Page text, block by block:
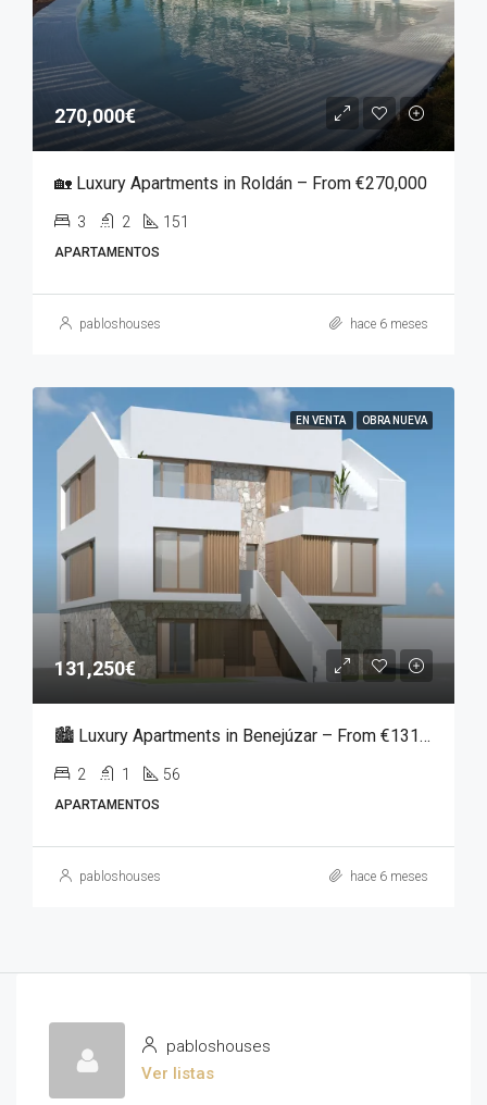
270,000€
🏡 Luxury Apartments in Roldán – From €270,000
3 2 151
APARTAMENTOS
pabloshouses hace 6 meses
EN VENTA OBRA NUEVA
131,250€
🏙️ Luxury Apartments in Benejúzar – From €131,250
2 1 56
APARTAMENTOS
pabloshouses hace 6 meses
pabloshouses
Ver listas